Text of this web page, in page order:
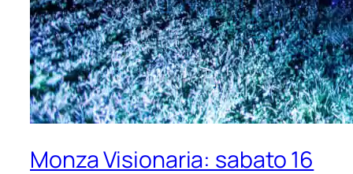
Monza Visionaria: sabato 16